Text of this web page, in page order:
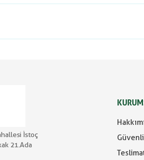
İstoç
21.Ada